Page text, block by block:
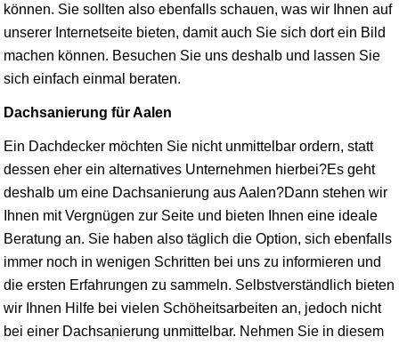
können. Sie sollten also ebenfalls schauen, was wir Ihnen auf
unserer Internetseite bieten, damit auch Sie sich dort ein Bild
machen können. Besuchen Sie uns deshalb und lassen Sie
sich einfach einmal beraten.
Dachsanierung für Aalen
Ein Dachdecker möchten Sie nicht unmittelbar ordern, statt
dessen eher ein alternatives Unternehmen hierbei?Es geht
deshalb um eine Dachsanierung aus Aalen?Dann stehen wir
Ihnen mit Vergnügen zur Seite und bieten Ihnen eine ideale
Beratung an. Sie haben also täglich die Option, sich ebenfalls
immer noch in wenigen Schritten bei uns zu informieren und
die ersten Erfahrungen zu sammeln. Selbstverständlich bieten
wir Ihnen Hilfe bei vielen Schöheitsarbeiten an, jedoch nicht
bei einer Dachsanierung unmittelbar. Nehmen Sie in diesem